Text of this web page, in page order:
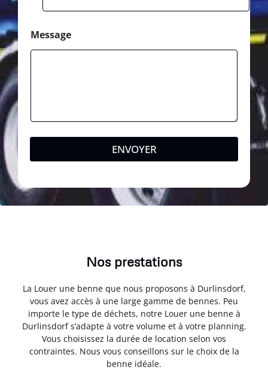
Message
ENVOYER
Nos prestations
La Louer une benne que nous proposons à Durlinsdorf,
vous avez accès à une large gamme de bennes. Peu
importe le type de déchets, notre Louer une benne à
Durlinsdorf s’adapte à votre volume et à votre planning.
Vous choisissez la durée de location selon vos
contraintes. Nous vous conseillons sur le choix de la
benne idéale.